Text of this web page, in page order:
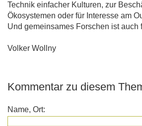
Technik einfacher Kulturen, zur
Ökosystemen oder für Interesse am
Und gemeinsames Forschen ist auch
Volker Wollny
Kommentar zu diesem
Name, Ort: